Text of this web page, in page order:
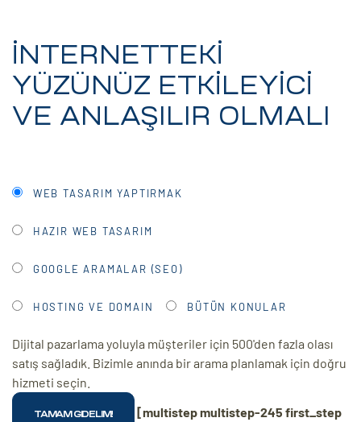
İNTERNETTEKİ
YÜZÜNÜZ ETKİLEYİCİ
VE ANLAŞILIR OLMALI
WEB TASARIM YAPTIRMAK
HAZIR WEB TASARIM
GOOGLE ARAMALAR (SEO)
HOSTING VE DOMAIN BÜTÜN KONULAR
Dijital pazarlama yoluyla müşteriler için 500'den fazla olası
satış sağladık. Bizimle anında bir arama planlamak için doğru
hizmeti seçin.
[multistep multistep-245 first_step